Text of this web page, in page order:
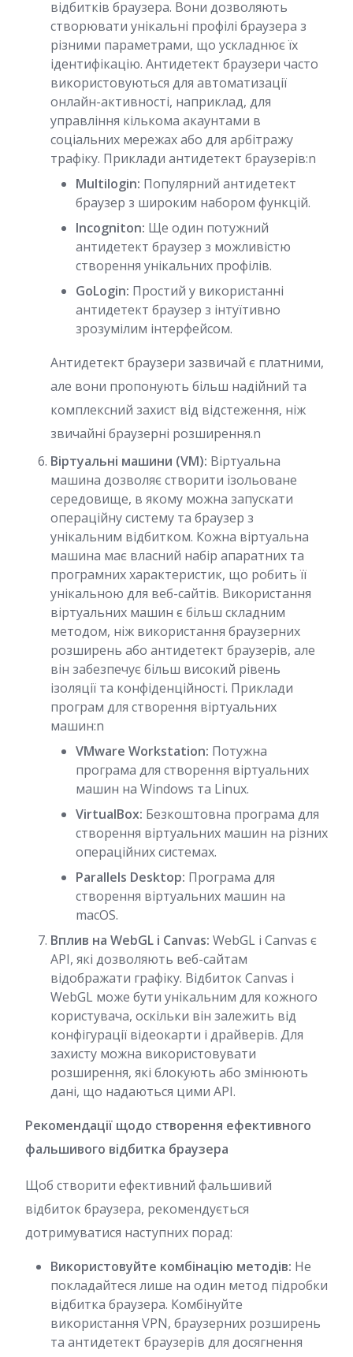
відбитків браузера. Вони дозволяють
створювати унікальні профілі браузера з
різними параметрами, що ускладнює їх
ідентифікацію. Антидетект браузери часто
використовуються для автоматизації
онлайн-активності, наприклад, для
управління кількома акаунтами в
соціальних мережах або для арбітражу
трафіку. Приклади антидетект браузерів:n
Multilogin: Популярний антидетект
браузер з широким набором функцій.
Incogniton: Ще один потужний
антидетект браузер з можливістю
створення унікальних профілів.
GoLogin: Простий у використанні
антидетект браузер з інтуїтивно
зрозумілим інтерфейсом.
Антидетект браузери зазвичай є платними,
але вони пропонують більш надійний та
комплексний захист від відстеження, ніж
звичайні браузерні розширення.n
Віртуальні машини (VM): Віртуальна
машина дозволяє створити ізольоване
середовище, в якому можна запускати
операційну систему та браузер з
унікальним відбитком. Кожна віртуальна
машина має власний набір апаратних та
програмних характеристик, що робить її
унікальною для веб-сайтів. Використання
віртуальних машин є більш складним
методом, ніж використання браузерних
розширень або антидетект браузерів, але
він забезпечує більш високий рівень
ізоляції та конфіденційності. Приклади
програм для створення віртуальних
машин:n
VMware Workstation: Потужна
програма для створення віртуальних
машин на Windows та Linux.
VirtualBox: Безкоштовна програма для
створення віртуальних машин на різних
операційних системах.
Parallels Desktop: Програма для
створення віртуальних машин на
macOS.
Вплив на WebGL і Canvas: WebGL і Canvas є
API, які дозволяють веб-сайтам
відображати графіку. Відбиток Canvas і
WebGL може бути унікальним для кожного
користувача, оскільки він залежить від
конфігурації відеокарти і драйверів. Для
захисту можна використовувати
розширення, які блокують або змінюють
дані, що надаються цими API.
Рекомендації щодо створення ефективного
фальшивого відбитка браузера
Щоб створити ефективний фальшивий
відбиток браузера, рекомендується
дотримуватися наступних порад:
Використовуйте комбінацію методів: Не
покладайтеся лише на один метод підробки
відбитка браузера. Комбінуйте
використання VPN, браузерних розширень
та антидетект браузерів для досягнення